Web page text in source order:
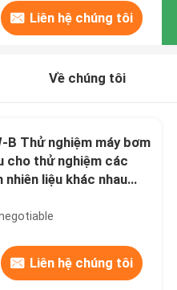
Liên hệ chúng tôi
Về chúng tôi
B Thử nghiệm máy bơm
cho thử nghiệm các
nhiên liệu khác nhau
Liên hệ chúng tôi